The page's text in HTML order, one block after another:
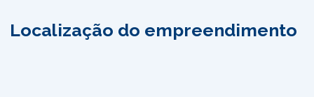
Localização do empreendimento